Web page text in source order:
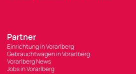
Partner
Einrichtung in Vorarlberg
Gebrauchtwagen in Vorarlberg
Vorarlberg News
Jobs in Vorarlberg